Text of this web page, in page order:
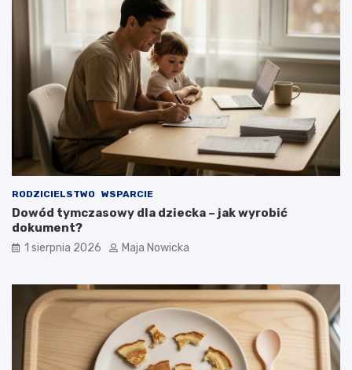
RODZICIELSTWO WSPARCIE
Dowód tymczasowy dla dziecka – jak wyrobić
dokument?
1 sierpnia 2026 Maja Nowicka